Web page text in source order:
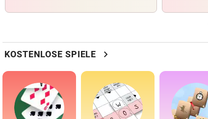
KOSTENLOSE SPIELE chevron_right